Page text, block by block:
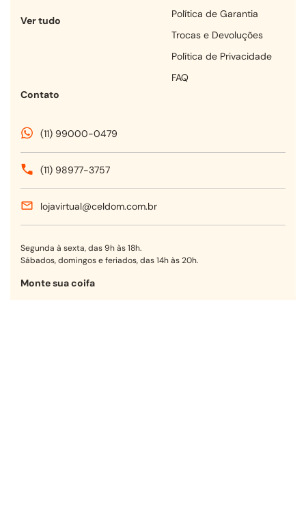
Ver tudo
Política de Garantia
Trocas e Devoluções
Política de Privacidade
FAQ
Contato
(11) 99000-0479
(11) 98977-3757
lojavirtual@celdom.com.br
Segunda à sexta, das 9h às 18h.
Sábados, domingos e feriados, das 14h às 20h.
Monte sua coifa